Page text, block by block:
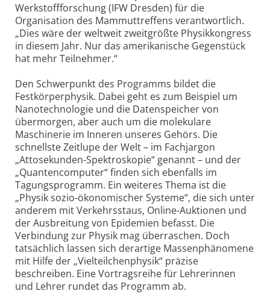
Werkstoffforschung (IFW Dresden) für die
Organisation des Mammuttreffens verantwortlich.
„Dies wäre der weltweit zweitgrößte Physikkongress
in diesem Jahr. Nur das amerikanische Gegenstück
hat mehr Teilnehmer.“
Den Schwerpunkt des Programms bildet die
Festkörperphysik. Dabei geht es zum Beispiel um
Nanotechnologie und die Datenspeicher von
übermorgen, aber auch um die molekulare
Maschinerie im Inneren unseres Gehörs. Die
schnellste Zeitlupe der Welt – im Fachjargon
„Attosekunden-Spektroskopie“ genannt – und der
„Quantencomputer“ finden sich ebenfalls im
Tagungsprogramm. Ein weiteres Thema ist die
„Physik sozio-ökonomischer Systeme“, die sich unter
anderem mit Verkehrsstaus, Online-Auktionen und
der Ausbreitung von Epidemien befasst. Die
Verbindung zur Physik mag überraschen. Doch
tatsächlich lassen sich derartige Massenphänomene
mit Hilfe der „Vielteilchenphysik“ präzise
beschreiben. Eine Vortragsreihe für Lehrerinnen
und Lehrer rundet das Programm ab.